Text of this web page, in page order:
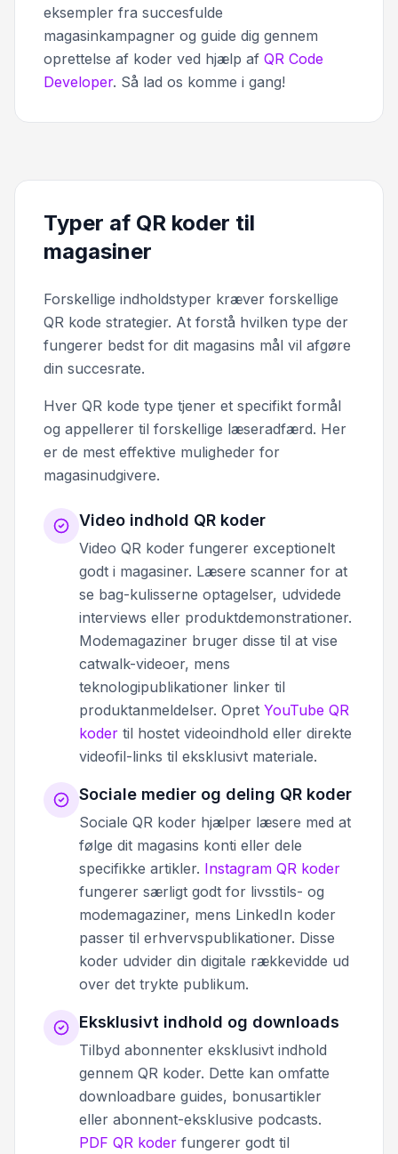
eksempler fra succesfulde
magasinkampagner og guide dig gennem
oprettelse af koder ved hjælp af QR Code
Developer. Så lad os komme i gang!
Typer af QR koder til
magasiner
Forskellige indholdstyper kræver forskellige
QR kode strategier. At forstå hvilken type der
fungerer bedst for dit magasins mål vil afgøre
din succesrate.
Hver QR kode type tjener et specifikt formål
og appellerer til forskellige læseradfærd. Her
er de mest effektive muligheder for
magasinudgivere.
Video indhold QR koder
Video QR koder fungerer exceptionelt
godt i magasiner. Læsere scanner for at
se bag-kulisserne optagelser, udvidede
interviews eller produktdemonstrationer.
Modemagaziner bruger disse til at vise
catwalk-videoer, mens
teknologipublikationer linker til
produktanmeldelser. Opret YouTube QR
koder til hostet videoindhold eller direkte
videofil-links til eksklusivt materiale.
Sociale medier og deling QR koder
Sociale QR koder hjælper læsere med at
følge dit magasins konti eller dele
specifikke artikler. Instagram QR koder
fungerer særligt godt for livsstils- og
modemagaziner, mens LinkedIn koder
passer til erhvervspublikationer. Disse
koder udvider din digitale rækkevidde ud
over det trykte publikum.
Eksklusivt indhold og downloads
Tilbyd abonnenter eksklusivt indhold
gennem QR koder. Dette kan omfatte
downloadbare guides, bonusartikler
eller abonnent-eksklusive podcasts.
PDF QR koder fungerer godt til